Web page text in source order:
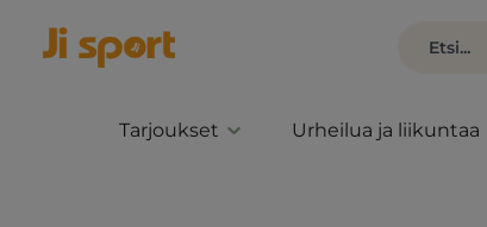
Tarjoukset Urheilua ja liikuntaa